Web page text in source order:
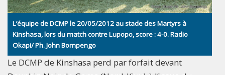
L’équipe de DCMP le 20/05/2012 au stade des Martyrs à
Kinshasa, lors du match contre Lupopo, score : 4-0. Radio
Okapi/ Ph. John Bompengo
Le DCMP de Kinshasa perd par forfait devant